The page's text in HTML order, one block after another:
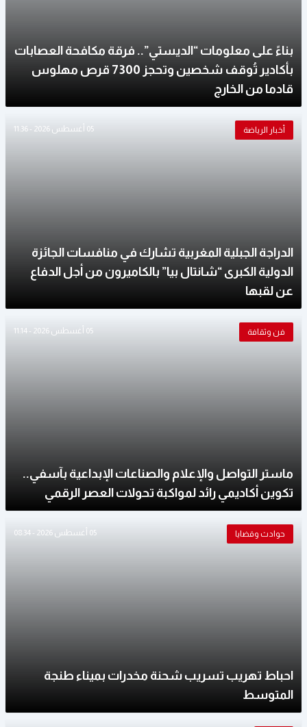
بناءً على معلومات “الديستي”.. فرقة مكافحة العصابات
بأكادير تُوقف شخصين وتحجز 7300 قرص مهلوس
قادما من الخارج
أخبار الرياضة 05 أغسطس 2026 - 11:36
الدراجة الجبلية المغربية تشارك في منافسات الجائزة
الدولية الكبرى “شانتال بيا” بالكاميرون من أجل الدفاع
عن لقبها
فن وثقافة 05 أغسطس 2026 - 11:14
ماستر التواصل والإعلام والصناعات الإبداعية بآسفي..
تكوين أكاديمي رائد لمواكبة تحولات العصر الرقمي
حوادث وقضايا 05 أغسطس 2026 - 08:34
احباط تهريب تسريب شحنة مخدرات بميناء طنجة
المتوسط